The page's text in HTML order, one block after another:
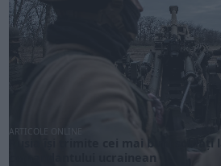
ARTICOLE ONLINE
Rusia își trimite cei mai buni soldați
comandantului ucrainean